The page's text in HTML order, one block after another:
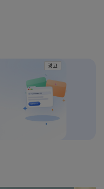
us improve the app.
광고